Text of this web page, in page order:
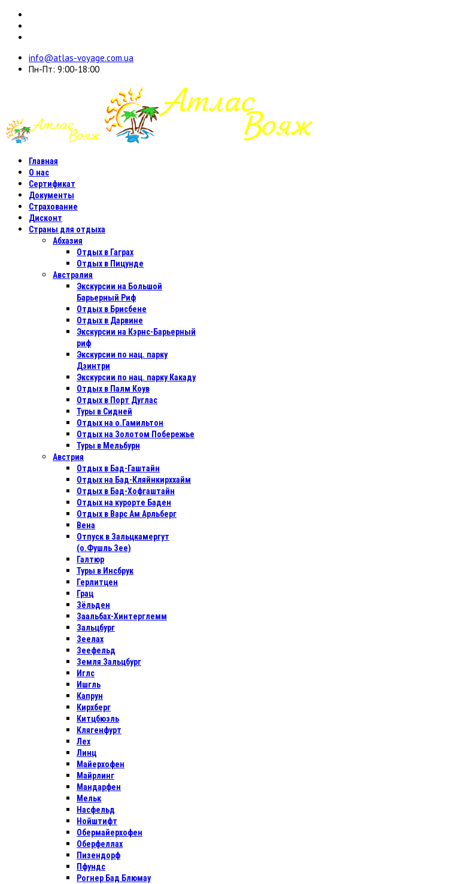
info@atlas-voyage.com.ua
Пн-Пт: 9:00-18:00
Главная
О нас
Сертификат
Документы
Страхование
Дисконт
Страны для отдыха
Абхазия
Отдых в Гаграх
Отдых в Пицунде
Австралия
Экскурсии на Большой
Барьерный Риф
Отдых в Бриcбене
Отдых в Дарвине
Экскурсии на Кэрнс-Барьерный
риф
Экскурсии по нац. парку
Дэинтри
Экскурсии по нац. парку Какаду
Отдых в Палм Коув
Отдых в Порт Дуглас
Туры в Сидней
Отдых на о.Гамильтон
Отдых на Золотом Побережье
Туры в Мельбурн
Австрия
Отдых в Бад-Гаштайн
Отдых на Бад-Кляйнкирххайм
Отдых в Бад-Хофгаштайн
Отдых на курорте Баден
Отдых в Варс Ам Арльберг
Вена
Отпуск в Зальцкамергут
(о.Фушль Зее)
Галтюр
Туры в Инсбрук
Герлитцен
Грац
Зёльден
Заальбах-Хинтерглемм
Зальцбург
Зеелах
Зеефельд
Земля Зальцбург
Иглс
Ишгль
Капрун
Кирхберг
Китцбюэль
Клягенфурт
Лех
Линц
Майерхофен
Майрлинг
Мандарфен
Мельк
Насфельд
Нойштифт
Обермайерхофен
Оберфеллах
Пизендорф
Пфундс
Рогнер Бад Блюмау